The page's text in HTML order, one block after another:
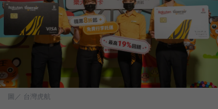
圖／ 台灣虎航